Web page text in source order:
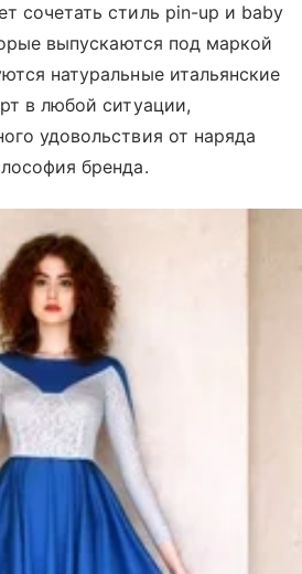
сочетать стиль pin-up и baby
выпускаются под маркой
натуральные итальянские
в любой ситуации,
удовольствия от наряда
бренда.